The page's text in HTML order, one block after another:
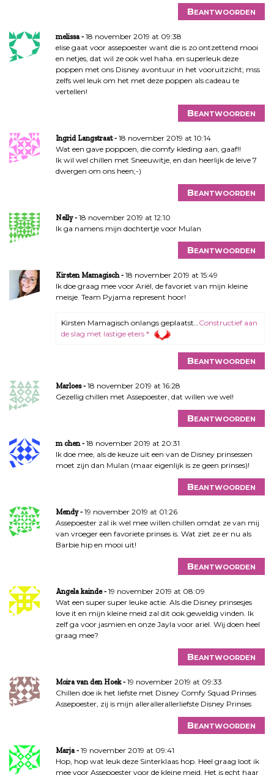
Beantwoorden
melissa
18 november 2019 at 09:38
elise gaat voor assepoester want die is zo ontzettend mooi
en netjes, dat wil ze ook wel haha. en superleuk deze
poppen met ons Disney avontuur in het vooruitzicht; mss
zelfs wel leuk om het met deze poppen als cadeau te
vertellen!
Beantwoorden
Ingrid Langstraat
18 november 2019 at 10:14
Wat een gave poppoen, die comfy kleding aan, gaaf!!
Ik wil wel chillen met Sneeuwitje, en dan heerlijk de leive 7
dwergen om ons heen;-)
Beantwoorden
Nelly
18 november 2019 at 12:10
Ik ga namens mijn dochtertje voor Mulan
Beantwoorden
Kirsten Mamagisch
18 november 2019 at 15:49
Ik doe graag mee voor Ariël, de favoriet van mijn kleine
meisje. Team Pyjama represent hoor!
Kirsten Mamagisch onlangs geplaatst…Constructief aan
de slag met lastige eters *
Beantwoorden
Marloes
18 november 2019 at 16:28
Gezellig chillen met Assepoester, dat willen we wel!
Beantwoorden
m chen
18 november 2019 at 20:31
Ik doe mee, als de keuze uit een van de Disney prinsessen
moet zijn dan Mulan (maar eigenlijk is ze geen prinses)!
Beantwoorden
Mendy
19 november 2019 at 01:26
Assepoester zal ik wel mee willen chillen omdat ze van mij
van vroeger een favoriete prinses is. Wat ziet ze er nu als
Barbie hip en mooi uit!
Beantwoorden
Angela kainde
19 november 2019 at 08:09
Wat een super super leuke actie. Als die Disney prinsesjes
love it en mijn kleine meid zal dit ook geweldig vinden. Ik
zelf ga voor jasmien en onze Jayla voor ariel. Wij doen heel
graag mee?
Beantwoorden
Moira van den Hoek
19 november 2019 at 09:33
Chillen doe ik het liefste met Disney Comfy Squad Prinses
Assepoester, zij is mijn allerallerallerliefste Disney Prinses
Beantwoorden
Marja
19 november 2019 at 09:41
Hop, hop wat leuk deze Sinterklaas hop. Heel graag loot ik
mee voor Assepoester voor de kleine meid. Het is echt haar